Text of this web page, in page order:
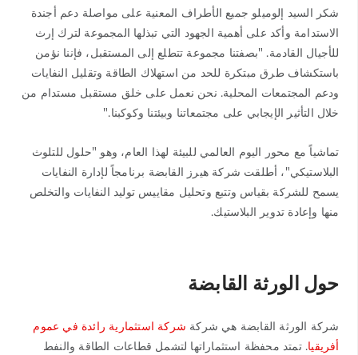
شكر السيد إلوميلو جميع الأطراف المعنية على مواصلة دعم أجندة
الاستدامة وأكد على أهمية الجهود التي تبذلها المجموعة لترك إرث
للأجيال القادمة. "بصفتنا مجموعة تتطلع إلى المستقبل، فإننا نؤمن
باستكشاف طرق مبتكرة للحد من استهلاك الطاقة وتقليل النفايات
ودعم المجتمعات المحلية. نحن نعمل على خلق مستقبل مستدام من
خلال التأثير الإيجابي على مجتمعاتنا وبيئتنا وكوكبنا."
تماشياً مع محور اليوم العالمي للبيئة لهذا العام، وهو "حلول للتلوث
البلاستيكي"، أطلقت شركة هيرز القابضة برنامجاً لإدارة النفايات
يسمح للشركة بقياس وتتبع وتحليل مقاييس توليد النفايات والتخلص
منها وإعادة تدوير البلاستيك.
حول الورثة القابضة
شركة الورثة القابضة هي شركة شركة استثمارية رائدة في عموم
أفريقيا. تمتد محفظة استثماراتها لتشمل قطاعات الطاقة والنفط